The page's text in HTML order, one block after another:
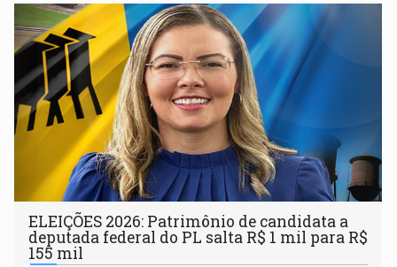
ELEIÇÕES 2026: Patrimônio de candidata a
deputada federal do PL salta R$ 1 mil para R$
155 mil